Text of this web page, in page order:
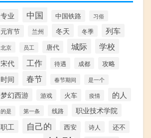
专业 中国 中国铁路 习俗
元宵节 兰州 冬天 冬季 列车
北京 员工 唐代 城际 学校
宋代 工作 待遇 成都 攻略
时间 春节 春节期间 是一个
梦幻西游 游戏 火车 疫情 的人
的是 第一条 线路
职业技术学院
职工
自己的 西安 诗人 还不